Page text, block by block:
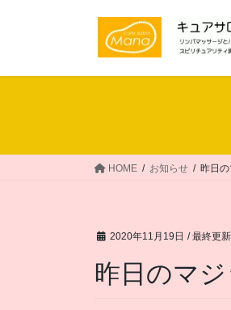
HOME お知らせ 昨日
2020年11月19日 / 最終更
昨日のマ